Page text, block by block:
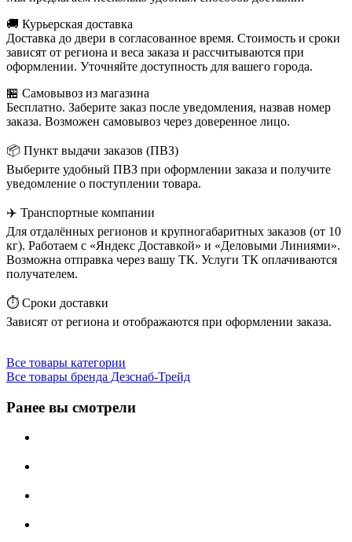
🚚 Курьерская доставка
Доставка до двери в согласованное время. Стоимость и сроки
зависят от региона и веса заказа и рассчитываются при
оформлении. Уточняйте доступность для вашего города.
🏪 Самовывоз из магазина
Бесплатно. Заберите заказ после уведомления, назвав номер
заказа. Возможен самовывоз через доверенное лицо.
📦 Пункт выдачи заказов (ПВЗ)
Выберите удобный ПВЗ при оформлении заказа и получите
уведомление о поступлении товара.
✈️ Транспортные компании
Для отдалённых регионов и крупногабаритных заказов (от 10
кг). Работаем с «Яндекс Доставкой» и «Деловыми Линиями».
Возможна отправка через вашу ТК. Услуги ТК оплачиваются
получателем.
⏱️ Сроки доставки
Зависят от региона и отображаются при оформлении заказа.
Все товары категории
Все товары бренда Дезснаб-Трейд
Ранее вы смотрели